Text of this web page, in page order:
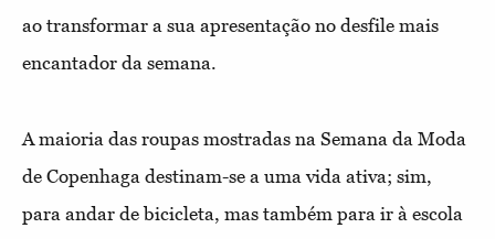
ao transformar a sua apresentação no desfile mais
encantador da semana.
A maioria das roupas mostradas na Semana da Moda
de Copenhaga destinam-se a uma vida ativa; sim,
para andar de bicicleta, mas também para ir à escola